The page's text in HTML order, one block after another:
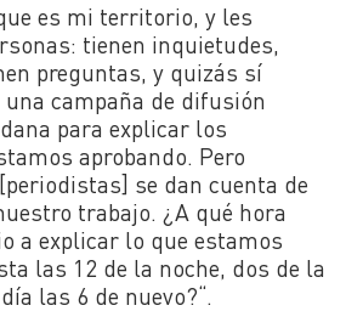
es mi territorio, y les
tienen inquietudes,
preguntas, y quizás sí
campaña de difusión
para explicar los
aprobando. Pero
se dan cuenta de
trabajo. ¿A qué hora
a explicar lo que estamos
las 12 de la noche, dos de la
las 6 de nuevo?“.